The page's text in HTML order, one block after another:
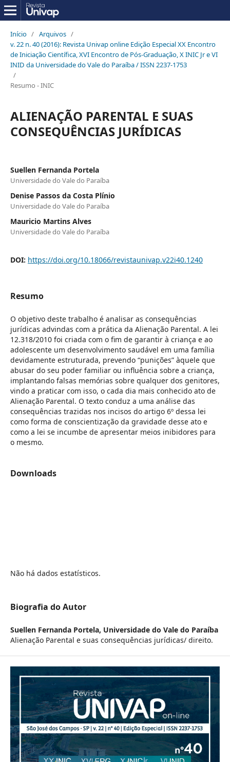
Início / Arquivos /
v. 22 n. 40 (2016): Revista Univap online Edição Especial XX Encontro
de Iniciação Científica, XVI Encontro de Pós-Graduação, X INIC Jr e VI
INID da Universidade do Vale do Paraíba / ISSN 2237-1753
/
Resumo - INIC
ALIENAÇÃO PARENTAL E SUAS
CONSEQUÊNCIAS JURÍDICAS
Suellen Fernanda Portela
Universidade do Vale do Paraíba
Denise Passos da Costa Plínio
Universidade do Vale do Paraíba
Mauricio Martins Alves
Universidade do Vale do Paraíba
DOI: https://doi.org/10.18066/revistaunivap.v22i40.1240
Resumo
O objetivo deste trabalho é analisar as consequências
jurídicas advindas com a prática da Alienação Parental. A lei
12.318/2010 foi criada com o fim de garantir à criança e ao
adolescente um desenvolvimento saudável em uma família
devidamente estruturada, prevendo “punições” àquele que
abusar do seu poder familiar ou influência sobre a criança,
implantando falsas memórias sobre qualquer dos genitores,
vindo a praticar com isso, o cada dia mais conhecido ato de
Alienação Parental. O texto conduz a uma análise das
consequências trazidas nos incisos do artigo 6º dessa lei
como forma de conscientização da gravidade desse ato e
como a lei se incumbe de apresentar meios inibidores para
o mesmo.
Downloads
Não há dados estatísticos.
Biografia do Autor
Suellen Fernanda Portela, Universidade do Vale do Paraíba
Alienação Parental e suas consequências jurídicas/ direito.